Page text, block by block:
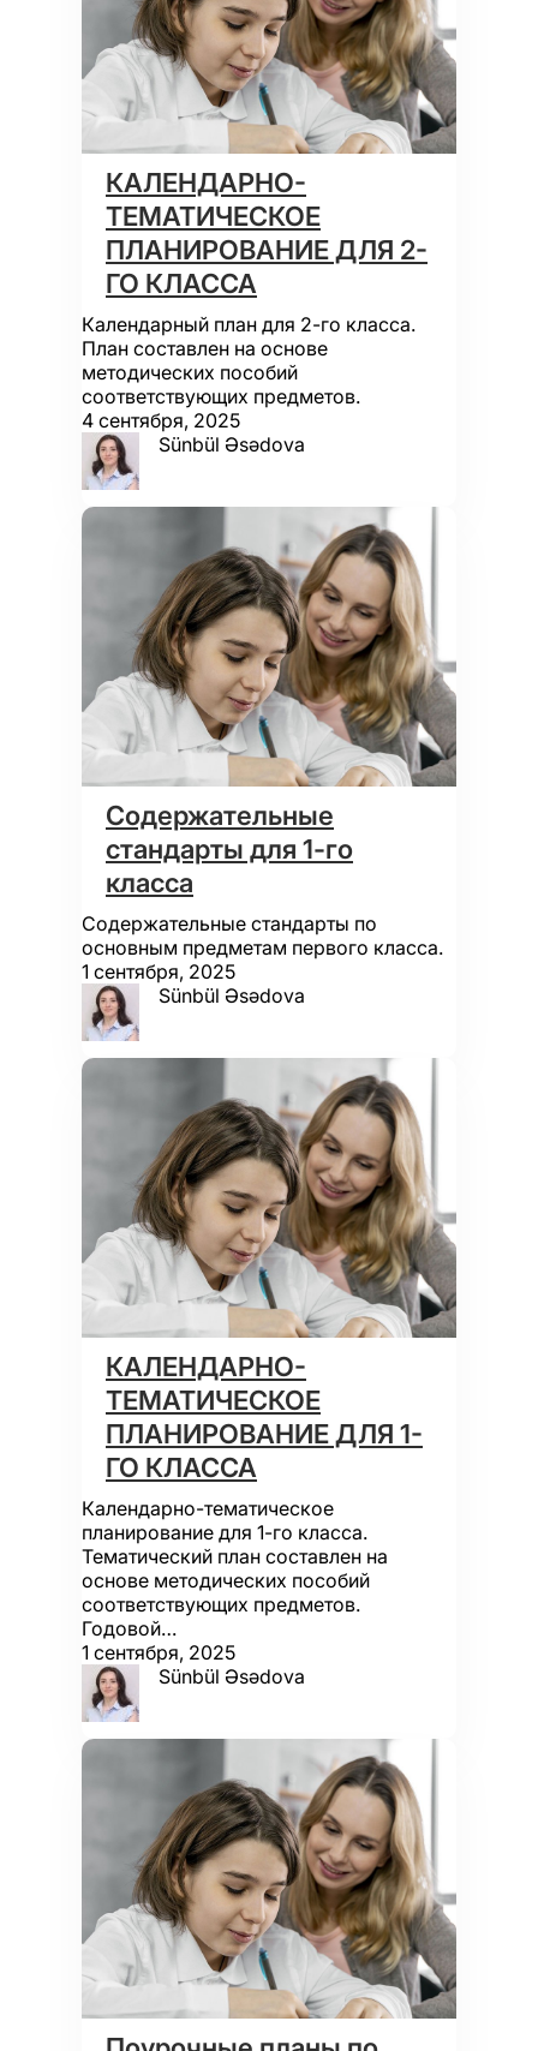
КАЛЕНДАРНО-
ТЕМАТИЧЕСКОЕ
ПЛАНИРОВАНИЕ ДЛЯ 2-
ГО КЛАССА
Календарный план для 2-го класса.
План составлен на основе
методических пособий
соответствующих предметов.
4 сентября, 2025
Sünbül Əsədova
Содержательные
стандарты для 1-го
класса
Содержательные стандарты по
основным предметам первого класса.
1 сентября, 2025
Sünbül Əsədova
КАЛЕНДАРНО-
ТЕМАТИЧЕСКОЕ
ПЛАНИРОВАНИЕ ДЛЯ 1-
ГО КЛАССА
Календарно-тематическое
планирование для 1-го класса.
Тематический план составлен на
основе методических пособий
соответствующих предметов.
Годовой…
1 сентября, 2025
Sünbül Əsədova